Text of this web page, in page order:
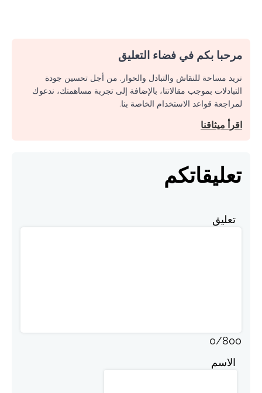
مرحبا بكم في فضاء التعليق
نريد مساحة للنقاش والتبادل والحوار. من أجل تحسين جودة
التبادلات بموجب مقالاتنا، بالإضافة إلى تجربة مساهمتك، ندعوك
لمراجعة قواعد الاستخدام الخاصة بنا.
اقرأ ميثاقنا
تعليقاتكم
تعليق
0/800
الاسم